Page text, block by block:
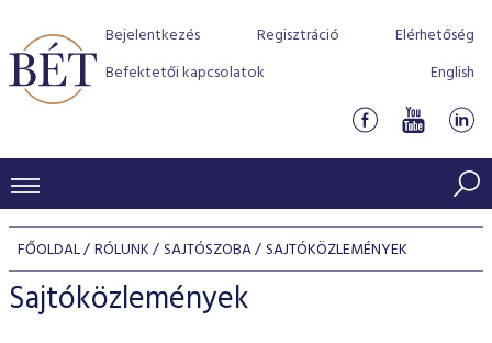
Bejelentkezés Regisztráció
Elérhetőség
Befektetői kapcsolatok
English
KERESKEDÉSI ADATOK
INDEXEK
BEFEKTETŐK
FŐOLDAL RÓLUNK SAJTÓSZOBA SAJTÓKÖZLEMÉNYEK
Sajtóközlemények